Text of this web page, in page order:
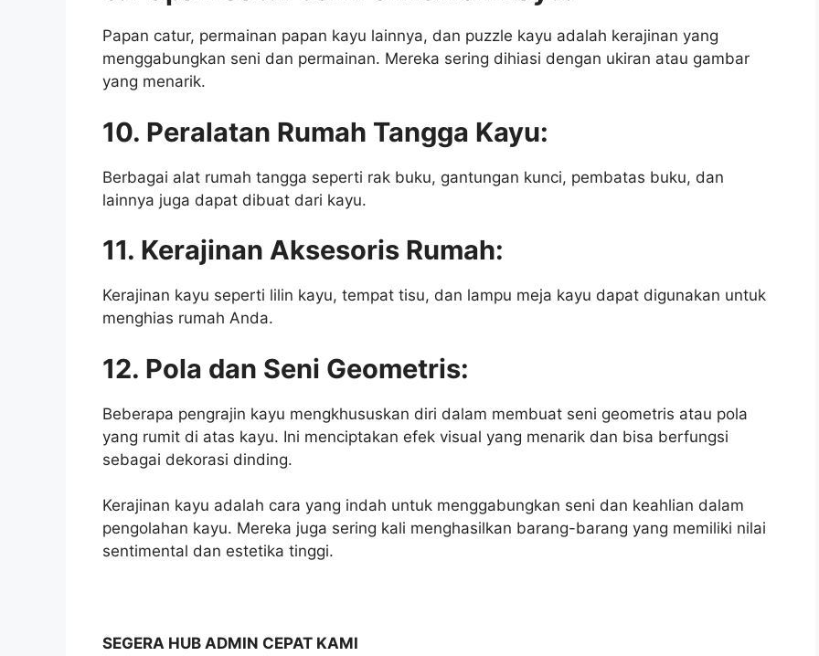
Papan catur, permainan papan kayu lainnya, dan puzzle kayu adalah kerajinan yang
menggabungkan seni dan permainan. Mereka sering dihiasi dengan ukiran atau gambar
yang menarik.
10. Peralatan Rumah Tangga Kayu:
Berbagai alat rumah tangga seperti rak buku, gantungan kunci, pembatas buku, dan
lainnya juga dapat dibuat dari kayu.
11. Kerajinan Aksesoris Rumah:
Kerajinan kayu seperti lilin kayu, tempat tisu, dan lampu meja kayu dapat digunakan untuk
menghias rumah Anda.
12. Pola dan Seni Geometris:
Beberapa pengrajin kayu mengkhususkan diri dalam membuat seni geometris atau pola
yang rumit di atas kayu. Ini menciptakan efek visual yang menarik dan bisa berfungsi
sebagai dekorasi dinding.
Kerajinan kayu adalah cara yang indah untuk menggabungkan seni dan keahlian dalam
pengolahan kayu. Mereka juga sering kali menghasilkan barang-barang yang memiliki nilai
sentimental dan estetika tinggi.
SEGERA HUB ADMIN CEPAT KAMI